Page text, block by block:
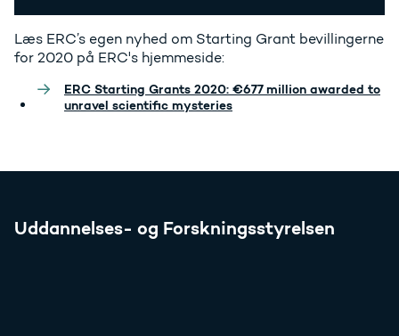
Læs ERC’s egen nyhed om Starting Grant bevillingerne
for 2020 på ERC's hjemmeside:
ERC Starting Grants 2020: €677 million awarded to
unravel scientific mysteries
Uddannelses- og Forskningsstyrelsen